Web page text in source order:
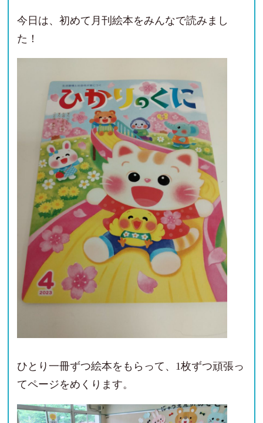
今日は、初めて月刊絵本をみんなで読みまし
た！
ひとり一冊ずつ絵本をもらって、1枚ずつ頑張っ
てページをめくります。